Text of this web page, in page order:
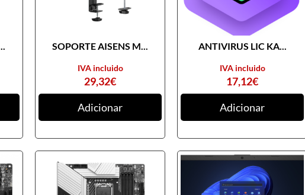
SOPORTE AISENS M...
29,32€
IVA incluido
Adicionar
ANTIVIRUS LIC KA...
17,12€
IVA incluido
Adicionar